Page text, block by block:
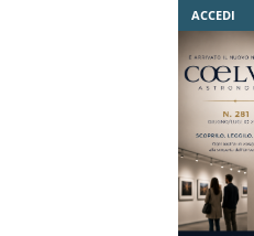
ACCEDI